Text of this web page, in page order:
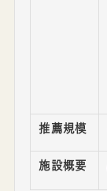
推薦規模
施設概要